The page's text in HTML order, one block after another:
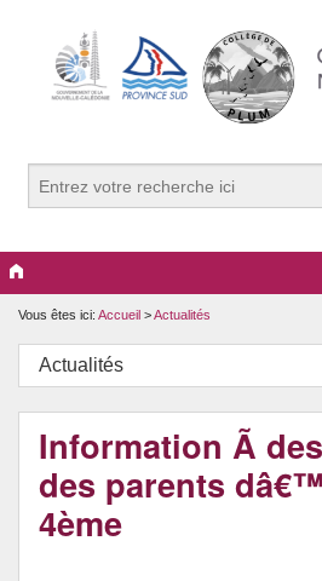
La Vie du Collège
Espace Pédagogique
Classe Défense 2026
Options / Projets / Ateliers
Evènements
Vous êtes ici: Accueil >Actualités
Actualités
Information Ã
des parents
4ème